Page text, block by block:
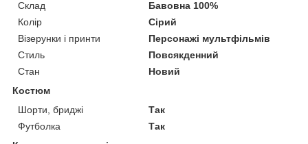
Склад
Бавовна 100%
Колір
Сірий
Візерунки і принти
Персонажі мультфільмів
Стиль
Повсякденний
Стан
Новий
Костюм
Шорти, бриджі
Так
Футболка
Так